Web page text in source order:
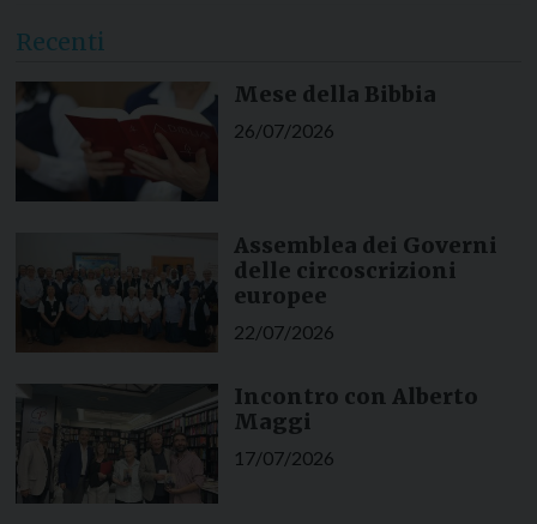
Recenti
Mese della Bibbia
26/07/2026
Assemblea dei Governi
delle circoscrizioni
europee
22/07/2026
Incontro con Alberto
Maggi
17/07/2026